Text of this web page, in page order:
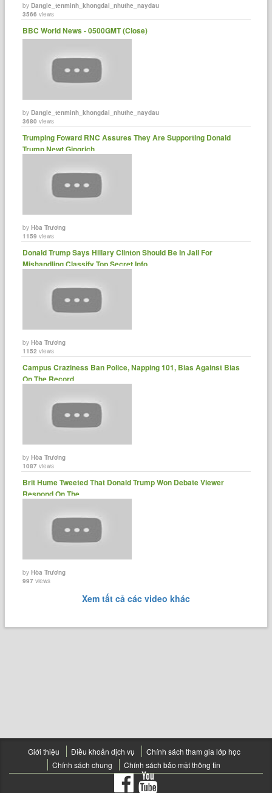
byDangle_tenminh_khongdai_nhuthe_naydau
3566 views
BBC World News - 0500GMT (Close)
byDangle_tenminh_khongdai_nhuthe_naydau
3680 views
Trumping Foward RNC Assures They Are Supporting Donald
Trump Newt Gingrich ......
byHòa Trương
1159 views
Donald Trump Says Hillary Clinton Should Be In Jail For
Mishandling Classify Top Secret Info......
byHòa Trương
1152 views
Campus Craziness Ban Police, Napping 101, Bias Against Bias
On The Record......
byHòa Trương
1087 views
Brit Hume Tweeted That Donald Trump Won Debate Viewer
Respond On The......
byHòa Trương
997 views
Xem tất cả các video khác
Giới thiệu Điều khoản dịch vụ
Chính sách tham gia lớp học
Chính sách chung
Chính sách bảo mật thông tin